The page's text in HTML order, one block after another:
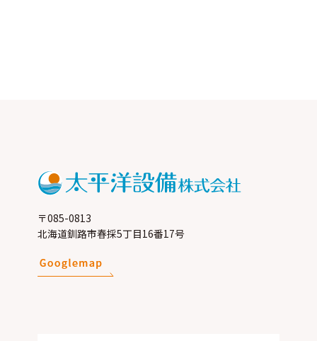
〒085-0813
北海道釧路市春採5丁目16番17号